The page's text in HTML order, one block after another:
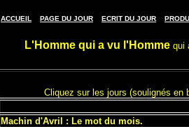
ACCUEIL PAGE DU JOUR ECRIT DU JOUR
L'Homme qui a vu l'Hommequi
Cliquez sur les jours (soulignés en
Machin d'Avril : Le mot du mois.